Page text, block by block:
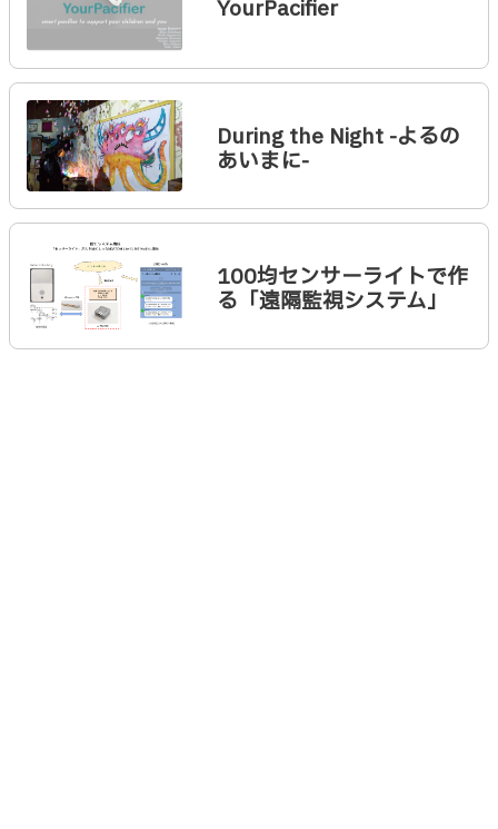
YourPacifier
During the Night -よるの
あいまに-
100均センサーライトで作
る「遠隔監視システム」